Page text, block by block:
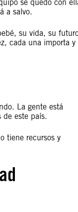
se quedó con
a salvo.
su vida, su
cada una importa y
La gente está
de este país.
tiene recursos y